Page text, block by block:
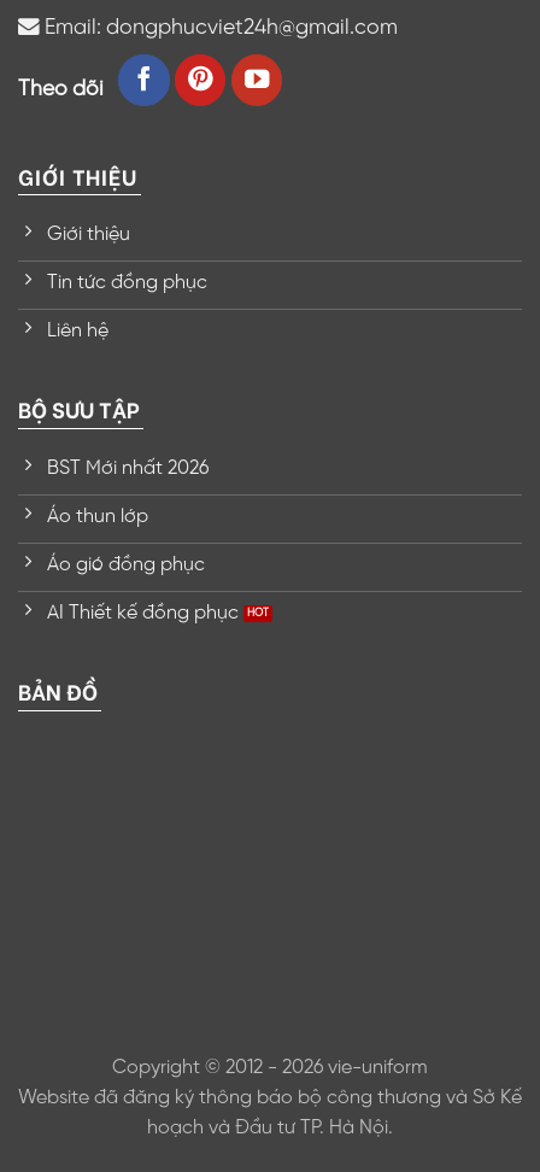
Email: dongphucviet24h@gmail.com
Theo dõi
GIỚI THIỆU
Giới thiệu
Tin tức đồng phục
Liên hệ
BỘ SƯU TẬP
BST Mới nhất 2026
Áo thun lớp
Áo gió đồng phục
AI Thiết kế đồng phục
BẢN ĐỒ
Copyright © 2012 - 2026 vie-uniform
Website đã đăng ký thông báo bộ công thương và Sở Kế
hoạch và Đầu tư TP. Hà Nội.